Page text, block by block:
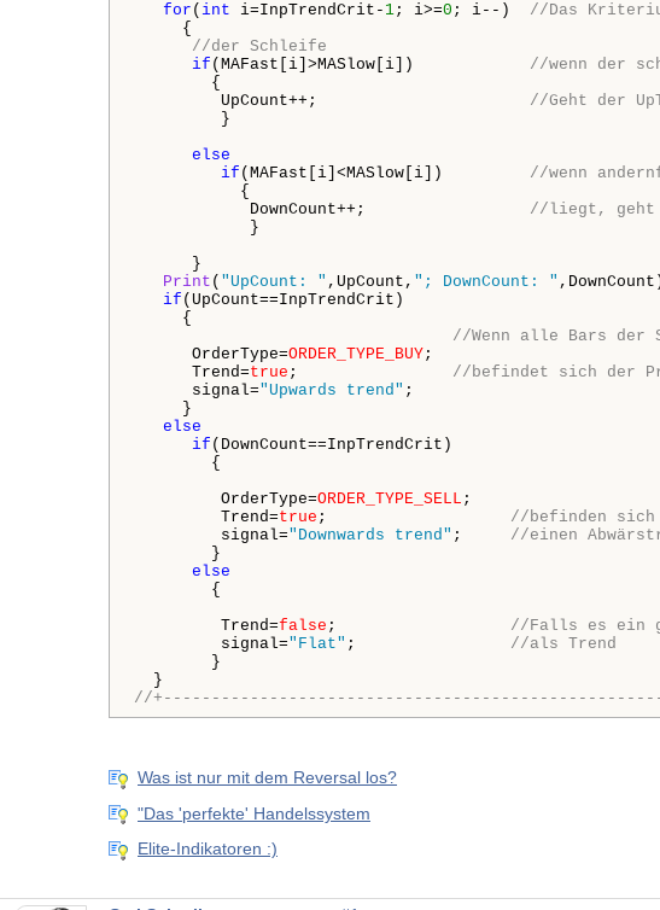
for ( int i=InpTrendCrit- 1; i>=0 ; i--) //Das
{
//der Schleife
if (MAFast[i]>MASlow[i]) //wenn der
{
UpCount++; //Geht der
}
else
if (MAFast[i]<MASlow[i]) //wenn
{
DownCount++; //liegt, geht
}
}
Print ( "UpCount: " ,UpCount, "; DownCount: "
if
{
//Wenn alle Bars der
OrderType=ORDER_TYPE_BUY;
Trend=true ; //befindet sich der
signal="Upwards trend" ;
}
else
if (DownCount==InpTrendCrit)
{
OrderType=ORDER_TYPE_SELL ;
Trend=true ; //befinden sich
signal="Downwards trend" ; //einen
}
else
{
Trend=false ; //Falls es ein
signal="Flat" ; //als Trend
}
//
Was ist nur mit dem Reversal los?
"Das 'perfekte' Handelssystem
Elite-Indikatoren :)